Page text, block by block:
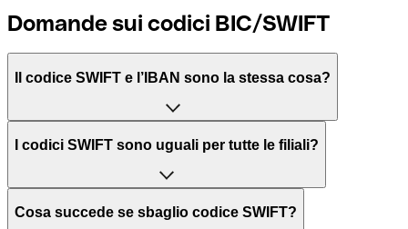
Domande sui codici BIC/SWIFT
Il codice SWIFT e l’IBAN sono la stessa cosa?
L'acronimo SWIFT sta per “Society for Worldwide
per l’elaborazione dei pagamenti tra diversi Paesi.
I codici SWIFT sono uguali per tutte le filiali?
Dipende dalle banche. In alcuni casi le banche utilizzano
Cosa succede se sbaglio codice SWIFT?